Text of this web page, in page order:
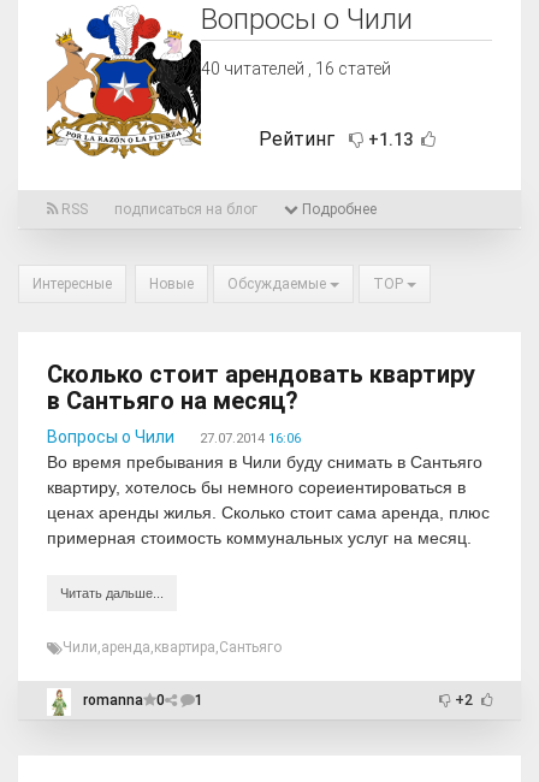
Вопросы о Чили
40 читателей , 16 статей
Рейтинг +1.13
RSS подписаться на блог Подробнее
Интересные Новые Обсуждаемые TOP
Сколько стоит арендовать квартиру
в Сантьяго на месяц?
Вопросы о Чили 27.07.2014 16:06
Во время пребывания в Чили буду снимать в Сантьяго
квартиру, хотелось бы немного сореиентироваться в
ценах аренды жилья. Сколько стоит сама аренда, плюс
примерная стоимость коммунальных услуг на месяц.
Читать дальше...
Чили,аренда,квартира,Сантьяго
romanna 0 1 +2